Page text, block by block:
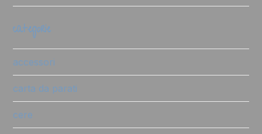
categorie
accessori
carta da parati
cere